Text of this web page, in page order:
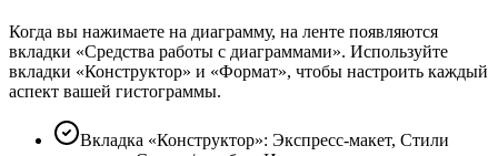
Когда вы нажимаете на диаграмму, на ленте появляются
вкладки «Средства работы с диаграммами». Используйте
вкладки «Конструктор» и «Формат», чтобы настроить каждый
аспект вашей гистограммы.
Вкладка «Конструктор»: Экспресс-макет, Стили